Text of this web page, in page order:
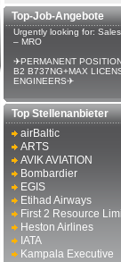
Top-Job-Angebote
Urgently looking for:
– MRO
✈PERMANENT
B2 B737NG+MAX
ENGINEERS✈
Top Stellenanbieter
airBaltic
ARTS
AVIK AVIATION
Bombardier
EGIS
Etihad Airways
First 2 Resource
Heston Airlines
IATA
Kampala Executive